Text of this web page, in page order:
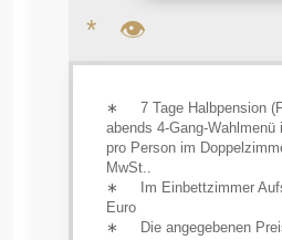
* 👁
∗ 7 Tage Halbpension
abends 4-Gang-
pro Person im
MwSt..
∗ Im Einbettzimmer
Euro
∗ Die angegebenen